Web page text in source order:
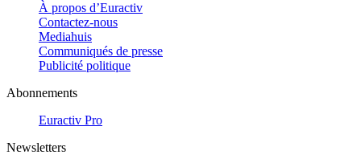
À propos d’Euractiv
Contactez-nous
Mediahuis
Communiqués de presse
Publicité politique
Abonnements
Euractiv Pro
Newsletters